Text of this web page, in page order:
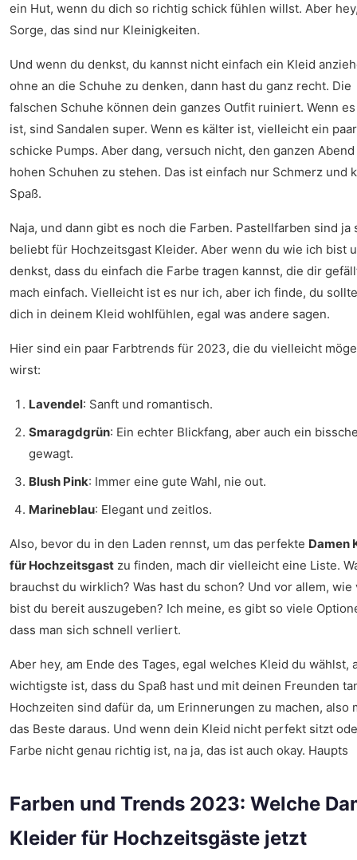
ein Hut, wenn du dich so richtig schick fühlen willst. Aber
Sorge, das sind nur Kleinigkeiten.
Und wenn du denkst, du kannst nicht einfach ein Kleid
ohne an die Schuhe zu denken, dann hast du ganz recht. Die
falschen Schuhe können dein ganzes Outfit ruiniert. Wenn
ist, sind Sandalen super. Wenn es kälter ist, vielleicht ein paar
schicke Pumps. Aber dang, versuch nicht, den ganzen
hohen Schuhen zu stehen. Das ist einfach nur Schmerz und
Spaß.
Naja, und dann gibt es noch die Farben. Pastellfarben sind ja
beliebt für Hochzeitsgast Kleider. Aber wenn du wie ich bist
denkst, dass du einfach die Farbe tragen kannst, die dir
mach einfach. Vielleicht ist es nur ich, aber ich finde, du
dich in deinem Kleid wohlfühlen, egal was andere sagen.
Hier sind ein paar Farbtrends für 2023, die du vielleicht
wirst:
Lavendel: Sanft und romantisch.
Smaragdgrün: Ein echter Blickfang, aber auch ein
gewagt.
Blush Pink: Immer eine gute Wahl, nie out.
Marineblau: Elegant und zeitlos.
Also, bevor du in den Laden rennst, um das perfekte Damen
für Hochzeitsgast zu finden, mach dir vielleicht eine Liste.
brauchst du wirklich? Was hast du schon? Und vor allem, wie
bist du bereit auszugeben? Ich meine, es gibt so viele
dass man sich schnell verliert.
Aber hey, am Ende des Tages, egal welches Kleid du wählst,
wichtigste ist, dass du Spaß hast und mit deinen Freunden
Hochzeiten sind dafür da, um Erinnerungen zu machen, also
das Beste daraus. Und wenn dein Kleid nicht perfekt sitzt
Farbe nicht genau richtig ist, na ja, das ist auch okay. Haupts
Farben und Trends 2023: Welche
Kleider für Hochzeitsgäste jetzt